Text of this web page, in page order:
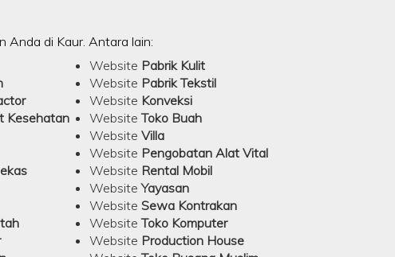
Anda di Kaur. Antara lain:
Website Pabrik Kulit
Website Pabrik Tekstil
Website Konveksi
Kesehatan WebsiteToko Buah
Website Villa
Website Pengobatan Alat Vital
Website Rental Mobil
WebsiteYayasan
Website Sewa Kontrakan
WebsiteToko Komputer
Website Production House